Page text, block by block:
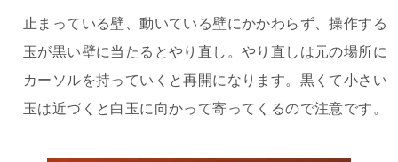
止まっている壁、動いている壁にかかわらず、操作する
玉が黒い壁に当たるとやり直し。やり直しは元の場所に
カーソルを持っていくと再開になります。黒くて小さい
玉は近づくと白玉に向かって寄ってくるので注意です。